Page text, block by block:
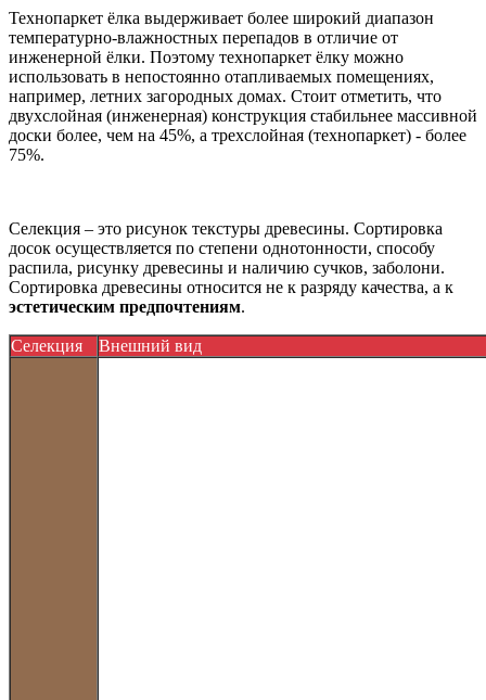
Технопаркет ёлка выдерживает более широкий диапазон
температурно-влажностных перепадов в отличие от
инженерной ёлки. Поэтому технопаркет ёлку можно
использовать в непостоянно отапливаемых помещениях,
например, летних загородных домах. Стоит отметить, что
двухслойная (инженерная) конструкция стабильнее массивной
доски более, чем на 45%, а трехслойная (технопаркет) - более
75%.
Селекция – это рисунок текстуры древесины. Сортировка
досок осуществляется по степени однотонности, способу
распила, рисунку древесины и наличию сучков, заболони.
Сортировка древесины относится не к разряду качества, а к
эстетическим предпочтениям.
Селекция Внешний вид